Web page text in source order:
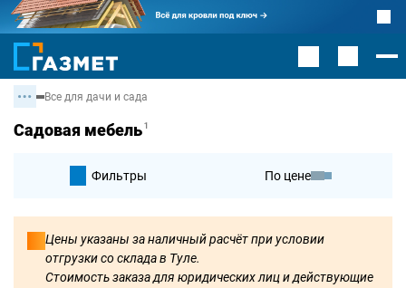
Все для дачи и сада
Садовая мебель1
По умолчанию
По цене
Фильтры
Цены указаны за наличный расчёт при условии
отгрузки со склада в Туле.
Стоимость заказа для юридических лиц и действующие